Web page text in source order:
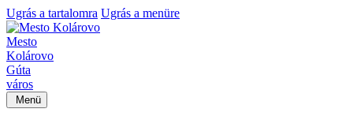
Ugrás a tartalomra Ugrás a menüre
Mesto
Kolárovo
Gúta
város
Menü